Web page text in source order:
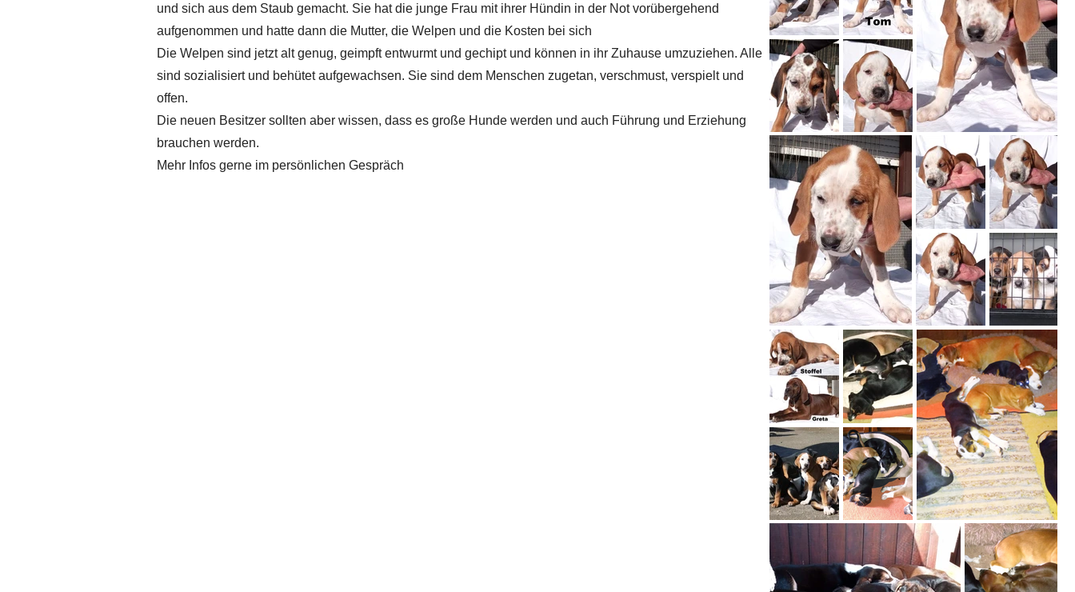
und sich aus dem Staub gemacht. Sie hat die junge Frau mit ihrer Hündin in der Not vorübergehend
aufgenommen und hatte dann die Mutter, die Welpen und die Kosten bei sich
Die Welpen sind jetzt alt genug, geimpft entwurmt und gechipt und können in ihr Zuhause umzuziehen. Alle
sind sozialisiert und behütet aufgewachsen. Sie sind dem Menschen zugetan, verschmust, verspielt und
offen.
Die neuen Besitzer sollten aber wissen, dass es große Hunde werden und auch Führung und Erziehung
brauchen werden.
Mehr Infos gerne im persönlichen Gespräch